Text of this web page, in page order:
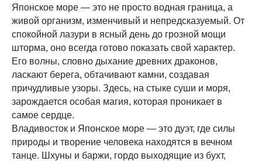
Японское море — это не просто водная граница, а
живой организм, изменчивый и непредсказуемый. От
спокойной лазури в ясный день до грозной мощи
шторма, оно всегда готово показать свой характер.
Его волны, словно дыхание древних драконов,
ласкают берега, обтачивают камни, создавая
причудливые узоры. Здесь, на стыке суши и моря,
зарождается особая магия, которая проникает в
самое сердце.
Владивосток и Японское море — это дуэт, где силы
природы и творение человека находятся в вечном
танце. Шхуны и баржи, гордо выходящие из бухт,